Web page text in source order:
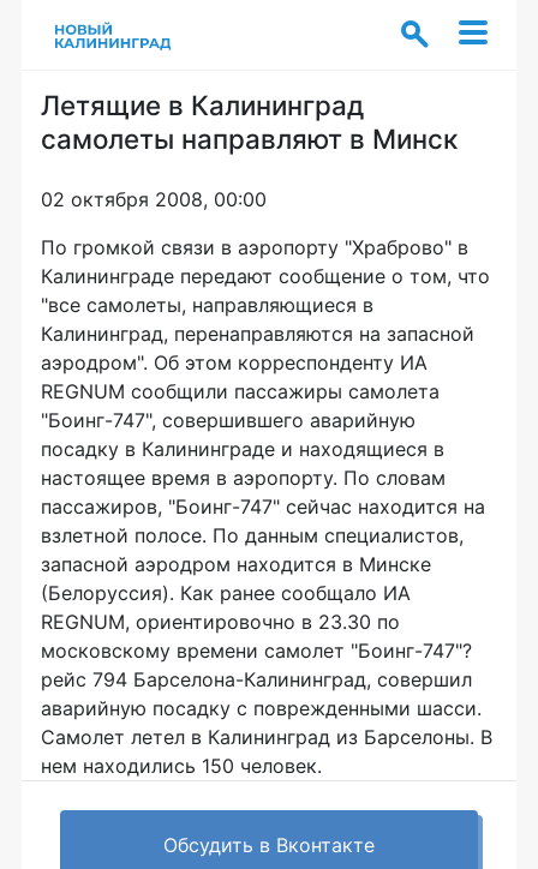
Летящие в Калининград
самолеты направляют в Минск
02 октября 2008, 00:00
По громкой связи в аэропорту "Храброво" в
Калининграде передают сообщение о том, что
"все самолеты, направляющиеся в
Калининград, перенаправляются на запасной
аэродром". Об этом корреспонденту ИА
REGNUM сообщили пассажиры самолета
"Боинг-747", совершившего аварийную
посадку в Калининграде и находящиеся в
настоящее время в аэропорту. По словам
пассажиров, "Боинг-747" сейчас находится на
взлетной полосе. По данным специалистов,
запасной аэродром находится в Минске
(Белоруссия). Как ранее сообщало ИА
REGNUM, ориентировочно в 23.30 по
московскому времени самолет "Боинг-747"?
рейс 794 Барселона-Калининград, совершил
аварийную посадку с поврежденными шасси.
Самолет летел в Калининград из Барселоны. В
нем находились 150 человек.
Обсудить в Вконтакте